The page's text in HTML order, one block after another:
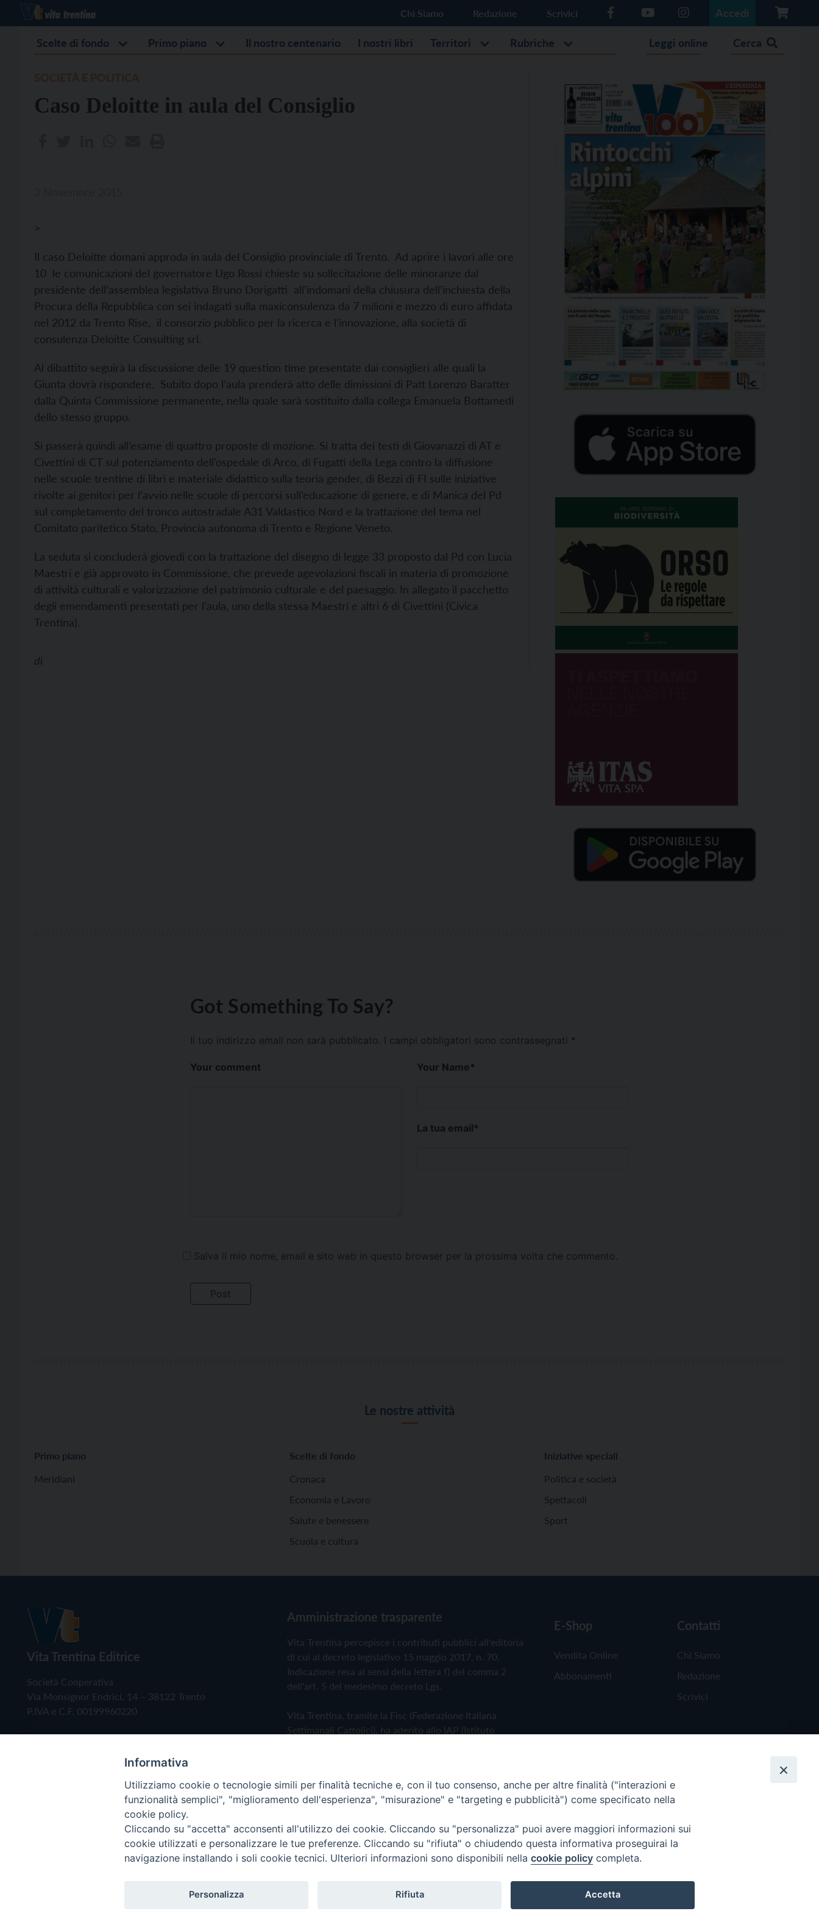
Chi Siamo Redazione Scrivici Accedi
Scelte di fondo Primo piano Il nostro centenario I nostri libri Territori Rubriche Leggi online Cerca
Caso Deloitte in aula del Consiglio
>
Il caso Deloitte domani approda in aula del Consiglio provinciale di Trento. Ad aprire i lavori alle ore
10 le comunicazioni del governatore Ugo Rossi chieste su sollecitazione delle minoranze dal
presidente dell’assemblea legislativa Bruno Dorigatti all’indomani della chiusura dell’inchiesta della
Procura della Repubblica con sei indagati sulla maxiconsulenza da 7 milioni e mezzo di euro affidata
nel 2012 da Trento Rise, il consorzio pubblico per la ricerca e l’innovazione, alla società di
consulenza Deloitte Consulting srl.
Al dibattito seguirà la discussione delle 19 question time presentate dai consiglieri alle quali la
Giunta dovrà rispondere. Subito dopo l’aula prenderà atto delle dimissioni di Patt Lorenzo Baratter
dalla Quinta Commissione permanente, nella quale sarà sostituito dalla collega Emanuela Bottamedi
dello stesso gruppo.
Si passerà quindi all’esame di quattro proposte di mozione. Si tratta dei testi di Giovanazzi di AT e
Civettini di CT sul potenziamento dell’ospedale di Arco, di Fugatti della Lega contro la diffusione
nelle scuole trentine di libri e materiale didattico sulla teoria gender, di Bezzi di FI sulle iniziative
rivolte ai genitori per l’avvio nelle scuole di percorsi sull’educazione di genere, e di Manica del Pd
sul completamento del tronco autostradale A31 Valdastico Nord e la trattazione del tema nel
Comitato paritetico Stato, Provincia autonoma di Trento e Regione Veneto.
La seduta si concluderà giovedì con la trattazione del disegno di legge 33 proposto dal Pd con Lucia
Maestri e già approvato in Commissione, che prevede agevolazioni fiscali in materia di promozione
di attività culturali e valorizzazione del patrimonio culturale e del paesaggio. In allegato il pacchetto
degli emendamenti presentati per l’aula, uno della stessa Maestri e altri 6 di Civettini (Civica
Trentina).
di
Got Something To Say?
Il tuo indirizzo email non sarà pubblicato. I campi obbligatori sono contrassegnati *
Your comment Your Name*
La tua email*
Salva il mio nome, email e sito web in questo browser per la prossima volta che commento.
Le nostre attività
Primo piano
Meridiani
Scelte di fondo
Cronaca
Economia e Lavoro
Salute e benessere
Scuola e cultura
Iniziative speciali
Politica e società
Spettacoli
Sport
Vita Trentina Editrice
Società Cooperativa
Via Monsignor Endrici, 14 – 38122 Trento
P.IVA e C.F. 00199960220
Amministrazione trasparente
Vita Trentina percepisce i contributi pubblici all'editoria
di cui al decreto legislativo 15 maggio 2017, n. 70.
Indicazione resa ai sensi della lettera f) del comma 2
dell'art. 5 del medesimo decreto Lgs.
Vita Trentina, tramite la Fisc (Federazione Italiana
Settimanali Cattolici), ha aderito allo IAP (Istituto
Privacy Policy Cookie Policy
E-Shop
Vendita Online
Abbonamenti
Contatti
Chi Siamo
Redazione
Scrivici
Copyright © 2019 - Tutti i diritti riservati - Vita Trentina Editrice
Informativa
Utilizziamo cookie o tecnologie simili per finalità tecniche e, con il tuo consenso, anche per altre finalità ("interazioni e
funzionalità semplici", "miglioramento dell'esperienza", "misurazione" e "targeting e pubblicità") come specificato nella
cookie policy.
Cliccando su "accetta" acconsenti all'utilizzo dei cookie. Cliccando su "personalizza" puoi avere maggiori informazioni sui
cookie utilizzati e personalizzare le tue preferenze. Cliccando su "rifiuta" o chiudendo questa informativa proseguirai la
navigazione installando i soli cookie tecnici. Ulteriori informazioni sono disponibili nella cookie policy completa.
Personalizza Rifiuta Accetta